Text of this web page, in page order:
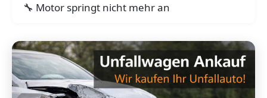
Motor springt nicht mehr an